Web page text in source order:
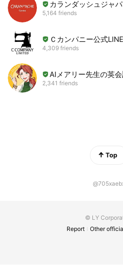
カランダッシュジャ
5,164 friends
Ｃカンパニー公式LINE
4,309 friends
AIメアリー先生の英
2,341 friends
Top
© LY
Report
Other